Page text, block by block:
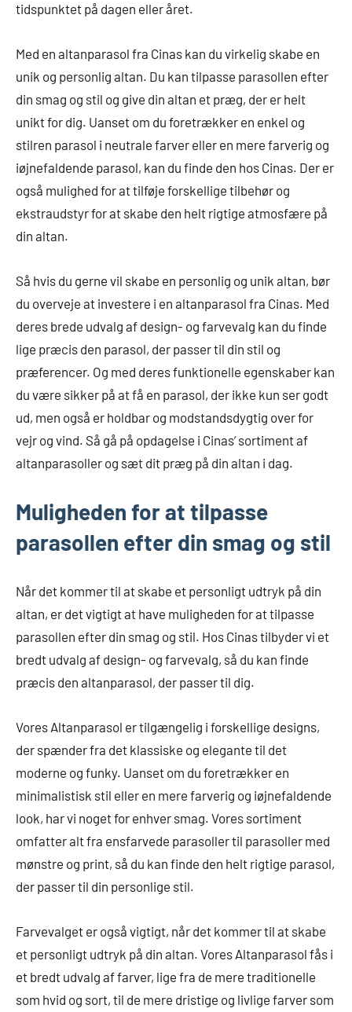
tidspunktet på dagen eller året.
Med en altanparasol fra Cinas kan du virkelig skabe en
unik og personlig altan. Du kan tilpasse parasollen efter
din smag og stil og give din altan et præg, der er helt
unikt for dig. Uanset om du foretrækker en enkel og
stilren parasol i neutrale farver eller en mere farverig og
iøjnefaldende parasol, kan du finde den hos Cinas. Der er
også mulighed for at tilføje forskellige tilbehør og
ekstraudstyr for at skabe den helt rigtige atmosfære på
din altan.
Så hvis du gerne vil skabe en personlig og unik altan, bør
du overveje at investere i en altanparasol fra Cinas. Med
deres brede udvalg af design- og farvevalg kan du finde
lige præcis den parasol, der passer til din stil og
præferencer. Og med deres funktionelle egenskaber kan
du være sikker på at få en parasol, der ikke kun ser godt
ud, men også er holdbar og modstandsdygtig over for
vejr og vind. Så gå på opdagelse i Cinas’ sortiment af
altanparasoller og sæt dit præg på din altan i dag.
Muligheden for at tilpasse
parasollen efter din smag og stil
Når det kommer til at skabe et personligt udtryk på din
altan, er det vigtigt at have muligheden for at tilpasse
parasollen efter din smag og stil. Hos Cinas tilbyder vi et
bredt udvalg af design- og farvevalg, så du kan finde
præcis den altanparasol, der passer til dig.
Vores Altanparasol er tilgængelig i forskellige designs,
der spænder fra det klassiske og elegante til det
moderne og funky. Uanset om du foretrækker en
minimalistisk stil eller en mere farverig og iøjnefaldende
look, har vi noget for enhver smag. Vores sortiment
omfatter alt fra ensfarvede parasoller til parasoller med
mønstre og print, så du kan finde den helt rigtige parasol,
der passer til din personlige stil.
Farvevalget er også vigtigt, når det kommer til at skabe
et personligt udtryk på din altan. Vores Altanparasol fås i
et bredt udvalg af farver, lige fra de mere traditionelle
som hvid og sort, til de mere dristige og livlige farver som